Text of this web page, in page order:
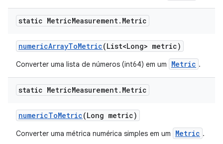
static MetricMeasurement. Metric
numericArrayToMetric(List<Long> metric)
Converter uma lista de números (int64) em um Metric .
static MetricMeasurement. Metric
numericToMetric(Long metric)
Converter uma métrica numérica simples em um Metric .